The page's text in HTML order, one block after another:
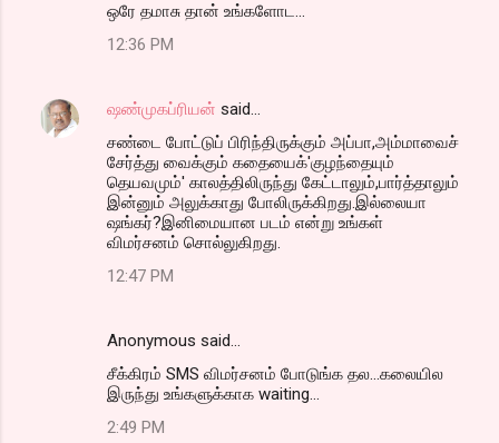
ஒரே தமாசு தான் உங்களோட...
12:36 PM
ஷண்முகப்ரியன் said…
சண்டை போட்டுப் பிரிந்திருக்கும் அப்பா,அம்மாவைச்
சேர்த்து வைக்கும் கதையைக்'குழந்தையும்
தெயவமும்' காலத்திலிருந்து கேட்டாலும்,பார்த்தாலும்
இன்னும் அலுக்காது போலிருக்கிறது.இல்லையா
ஷங்கர்?இனிமையான படம் என்று உங்கள்
விமர்சனம் சொல்லுகிறது.
12:47 PM
Anonymous said…
சீக்கிரம் SMS விமர்சனம் போடுங்க தல...கலையில
இருந்து உங்களுக்காக waiting...
2:49 PM